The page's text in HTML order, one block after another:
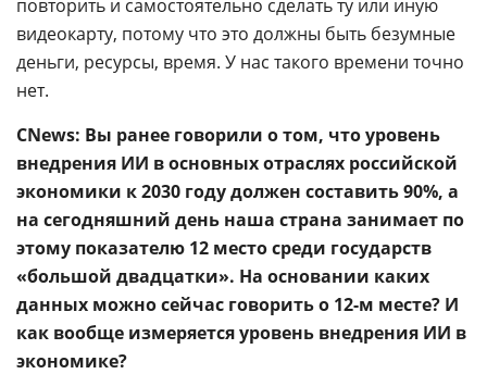
повторить и самостоятельно сделать ту или иную
видеокарту, потому что это должны быть безумные
деньги, ресурсы, время. У нас такого времени точно
нет.
CNews: Вы ранее говорили о том, что уровень
внедрения ИИ в основных отраслях российской
экономики к 2030 году должен составить 90%, а
на сегодняшний день наша страна занимает по
этому показателю 12 место среди государств
«большой двадцатки». На основании каких
данных можно сейчас говорить о 12-м месте? И
как вообще измеряется уровень внедрения ИИ в
экономике?